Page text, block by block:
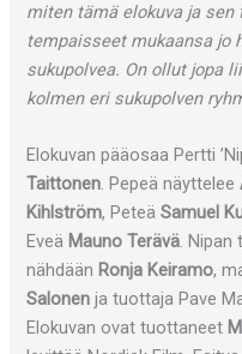
miten tämä elokuva ja
tempaisseet mukaansa jo
sukupolvea. On ollut jopa
kolmen eri sukupolven
Elokuvan pääosaa Pertti
Taittonen. Pepeä näyttelee
Kihlström, Peteä Samuel
Eveä Mauno Terävä. Nipan
nähdään Ronja Keiramo,
Salonen ja tuottaja Pave
Elokuvan ovat tuottaneet